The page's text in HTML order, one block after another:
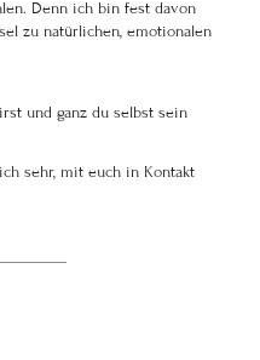
Denn ich bin fest davon
zu natürlichen, emotionalen
und ganz du selbst sein
sehr, mit euch in Kontakt